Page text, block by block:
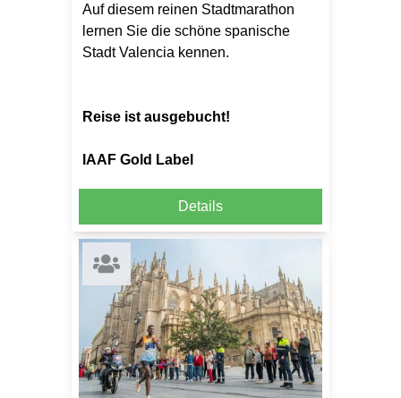
Auf diesem reinen Stadtmarathon
lernen Sie die schöne spanische
Stadt Valencia kennen.
Reise ist ausgebucht!
IAAF Gold Label
Details